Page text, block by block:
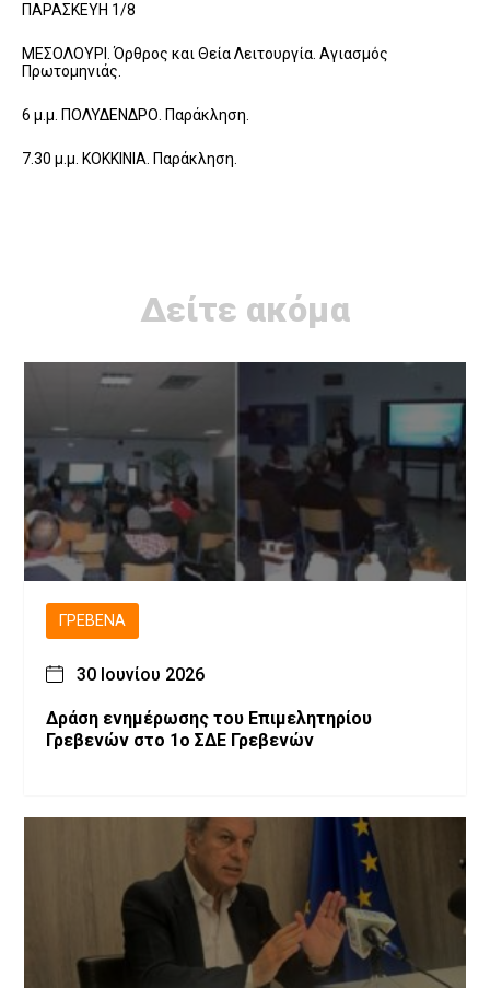
ΠΑΡΑΣΚΕΥΗ 1/8
ΜΕΣΟΛΟΥΡΙ. Όρθρος και Θεία Λειτουργία. Αγιασμός
Πρωτομηνιάς.
6 μ.μ. ΠΟΛΥΔΕΝΔΡΟ. Παράκληση.
7.30 μ.μ. ΚΟΚΚΙΝΙΑ. Παράκληση.
Δείτε ακόμα
ΓΡΕΒΕΝΆ
30 Ιουνίου 2026
Δράση ενημέρωσης του Επιμελητηρίου
Γρεβενών στο 1ο ΣΔΕ Γρεβενών